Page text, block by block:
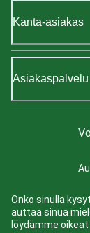
Kanta-asiakas
Asiakaspalvelu
Onko sinulla
auttaa sinua
löydämme